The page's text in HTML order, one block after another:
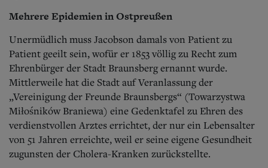
Mehrere Epidemien in Ostpreußen
Unermüdlich muss Jacobson damals von Patient zu
Patient geeilt sein, wofür er 1853 völlig zu Recht zum
Ehrenbürger der Stadt Braunsberg ernannt wurde.
Mittlerweile hat die Stadt auf Veranlassung der
„Vereinigung der Freunde Braunsbergs“ (Towarzystwa
Miłośników Braniewa) eine Gedenktafel zu Ehren des
verdienstvollen Arztes errichtet, der nur ein Lebensalter
von 51 Jahren erreichte, weil er seine eigene Gesundheit
zugunsten der Cholera-Kranken zurückstellte.